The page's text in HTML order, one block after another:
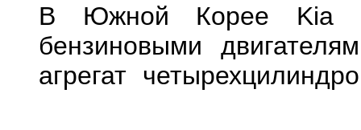
В Южной Корее Kia
бензиновыми
агрегат